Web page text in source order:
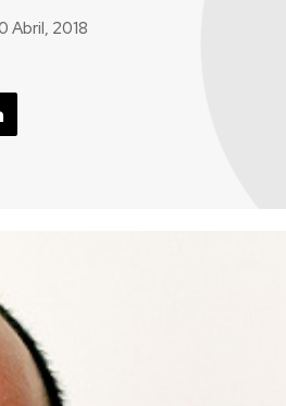
Abril, 2018